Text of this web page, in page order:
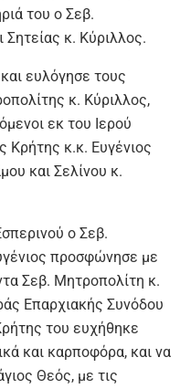
του ο Σεβ.
κ. Κύριλλος.
ευλόγησε τους
κ. Κύριλλος,
εκ του Ιερού
Κρήτης κ.κ. Ευγένιος
και Σελίνου κ.
ο Σεβ.
προσφώνησε με
Σεβ. Μητροπολίτη κ.
Επαρχιακής Συνόδου
του ευχήθηκε
και καρποφόρα, και να
Θεός, με τις